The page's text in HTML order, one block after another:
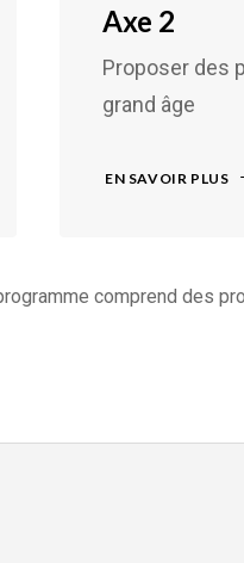
Axe 2
Proposer des
grand âge
EN SAVOIR PLUS
comprend des